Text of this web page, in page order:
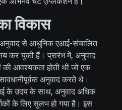
विकास
अनुवाद से आधुनिक एआई-संचालित
कर चुकी हैं। प्रारंभ में, अनुवाद
आवश्यकता होती थी जो एक
अनुवाद करते थे।
के उदय के साथ, अनुवाद अधिक
के लिए सुलभ हो गया है। इस